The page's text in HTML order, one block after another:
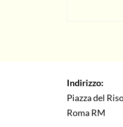
Indirizzo:
Piazza del
Roma RM